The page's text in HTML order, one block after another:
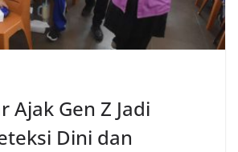
Ajak Gen Z Jadi
Dini dan